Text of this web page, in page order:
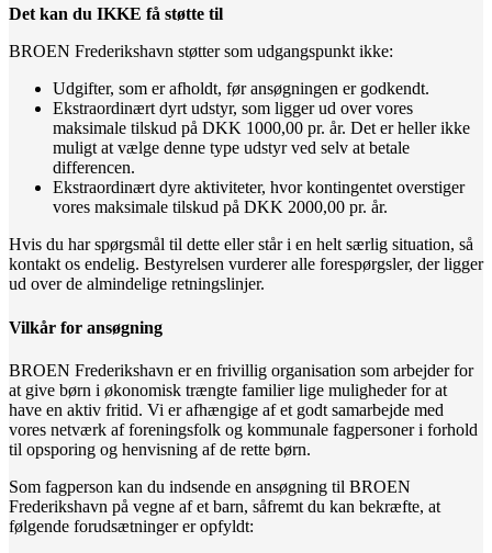
Det kan du IKKE få støtte til
BROEN Frederikshavn støtter som udgangspunkt ikke:
Udgifter, som er afholdt, før ansøgningen er godkendt.
Ekstraordinært dyrt udstyr, som ligger ud over vores
maksimale tilskud på DKK 1000,00 pr. år. Det er heller ikke
muligt at vælge denne type udstyr ved selv at betale
differencen.
Ekstraordinært dyre aktiviteter, hvor kontingentet overstiger
vores maksimale tilskud på DKK 2000,00 pr. år.
Hvis du har spørgsmål til dette eller står i en helt særlig situation, så
kontakt os endelig. Bestyrelsen vurderer alle forespørgsler, der ligger
ud over de almindelige retningslinjer.
Vilkår for ansøgning
BROEN Frederikshavn er en frivillig organisation som arbejder for
at give børn i økonomisk trængte familier lige muligheder for at
have en aktiv fritid. Vi er afhængige af et godt samarbejde med
vores netværk af foreningsfolk og kommunale fagpersoner i forhold
til opsporing og henvisning af de rette børn.
Som fagperson kan du indsende en ansøgning til BROEN
Frederikshavn på vegne af et barn, såfremt du kan bekræfte, at
følgende forudsætninger er opfyldt: